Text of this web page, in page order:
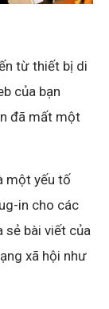
từ thiết bị di
của bạn
đã mất một
một yếu tố
in cho các
sẻ bài viết của
xã hội như